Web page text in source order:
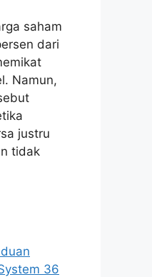
saham
dari
Namun,
justru
tidak
36